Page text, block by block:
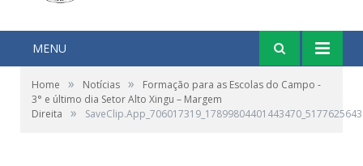
MENU
Home » Notícias »
Formação para as Escolas do Campo -
3° e último dia Setor Alto Xingu – Margem
Direita
»